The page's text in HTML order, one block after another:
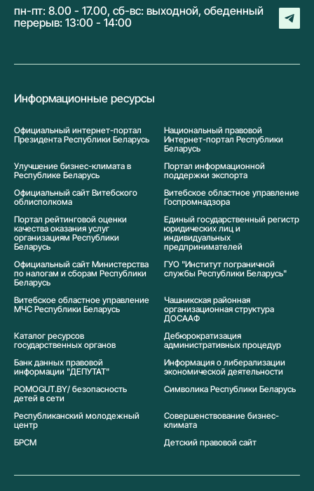
пн-пт: 8.00 - 17.00, сб-вс: выходной, обеденный
перерыв: 13:00 - 14:00
Информационные ресурсы
Официальный интернет-портал
Президента Республики Беларусь
Национальный правовой
Интернет-портал Республики
Беларусь
Улучшение бизнес-климата в
Республике Беларусь
Портал информационной
поддержки экспорта
Официальный сайт Витебского
облисполкома
Витебское областное управление
Госпромнадзора
Портал рейтинговой оценки
качества оказания услуг
организациям Республики
Беларусь
Единый государственный регистр
юридических лиц и
индивидуальных
предпринимателей
Официальный сайт Министерства
по налогам и сборам Республики
Беларусь
ГУО "Институт пограничной
службы Республики Беларусь"
Витебское областное управление
МЧС Республики Беларусь
Чашникская районная
организационная структура
ДОСААФ
Каталог ресурсов
государственных органов
Дебюрократизация
административных процедур
Банк данных правовой
информации "ДЕПУТАТ"
Информация о либерализации
экономической деятельности
POMOGUT.BY/ безопасность
детей в сети
Символика Реcпублики Беларусь
Республиканский молодежный
центр
Совершенствование бизнес-
климата
БРСМ
Детский правовой сайт